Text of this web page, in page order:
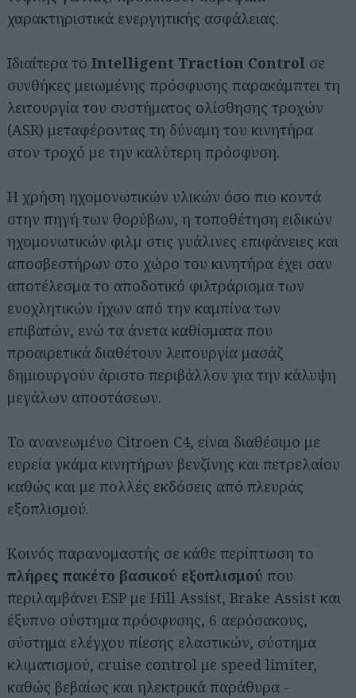
χαρακτηριστικά ενεργητικής ασφάλειας.
Ιδιαίτερα το Intelligent Traction Control σε
συνθήκες μειωμένης πρόσφυσης παρακάμπτει τη
λειτουργία του συστήματος ολίσθησης τροχών
(ASR) μεταφέροντας τη δύναμη του κινητήρα
στον τροχό με την καλύτερη πρόσφυση.
Η χρήση ηχομονωτικών υλικών όσο πιο κοντά
στην πηγή των θορύβων, η τοποθέτηση ειδικών
ηχομονωτικών φιλμ στις γυάλινες επιφάνειες και
αποσβεστήρων στο χώρο του κινητήρα έχει σαν
αποτέλεσμα το αποδοτικό φιλτράρισμα των
ενοχλητικών ήχων από την καμπίνα των
επιβατών, ενώ τα άνετα καθίσματα που
προαιρετικά διαθέτουν λειτουργία μασάζ
δημιουργούν άριστο περιβάλλον για την κάλυψη
μεγάλων αποστάσεων.
Το ανανεωμένο Citroen C4, είναι διαθέσιμο με
ευρεία γκάμα κινητήρων βενζίνης και πετρελαίου
καθώς και με πολλές εκδόσεις από πλευράς
εξοπλισμού.
Κοινός παρανομαστής σε κάθε περίπτωση το
πλήρες πακέτο βασικού εξοπλισμού που
περιλαμβάνει ESP με Hill Assist, Brake Assist και
έξυπνο σύστημα πρόσφυσης, 6 αερόσακους,
σύστημα ελέγχου πίεσης ελαστικών, σύστημα
κλιματισμού, cruise control με speed limiter,
καθώς βεβαίως και ηλεκτρικά παράθυρα -